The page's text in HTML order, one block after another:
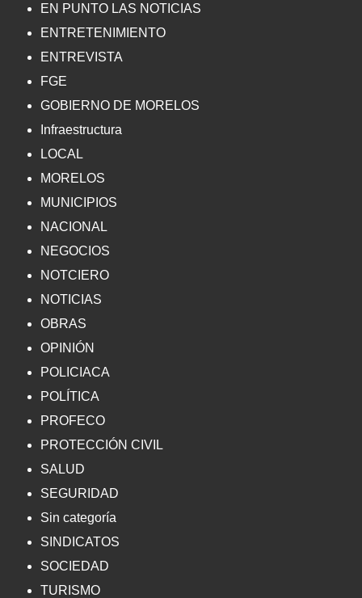
EN PUNTO LAS NOTICIAS
ENTRETENIMIENTO
ENTREVISTA
FGE
GOBIERNO DE MORELOS
Infraestructura
LOCAL
MORELOS
MUNICIPIOS
NACIONAL
NEGOCIOS
NOTCIERO
NOTICIAS
OBRAS
OPINIÓN
POLICIACA
POLÍTICA
PROFECO
PROTECCIÓN CIVIL
SALUD
SEGURIDAD
Sin categoría
SINDICATOS
SOCIEDAD
TURISMO